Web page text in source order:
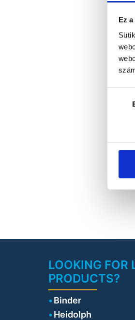
Ez
LOOKING FOR
PRODUCTS?
Binder
Heidolph